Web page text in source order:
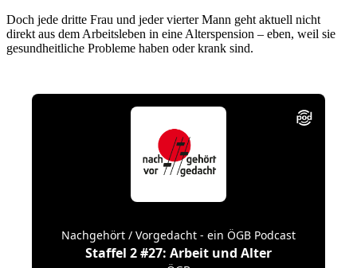
Doch jede dritte Frau und jeder vierter Mann geht aktuell nicht
direkt aus dem Arbeitsleben in eine Alterspension – eben, weil sie
gesundheitliche Probleme haben oder krank sind.